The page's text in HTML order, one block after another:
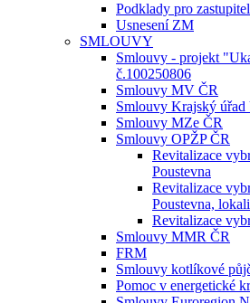
Podklady pro
Usnesení ZM
SMLOUVY
Smlouvy - projekt
č.100250806
Smlouvy MV ČR
Smlouvy Krajský úřad
Smlouvy MZe ČR
Smlouvy OPŽP ČR
Revitalizace
Poustevna
Revitalizace
Poustevna,
Revitalizace
Smlouvy MMR ČR
FRM
Smlouvy kotlíkové
Pomoc v energetické